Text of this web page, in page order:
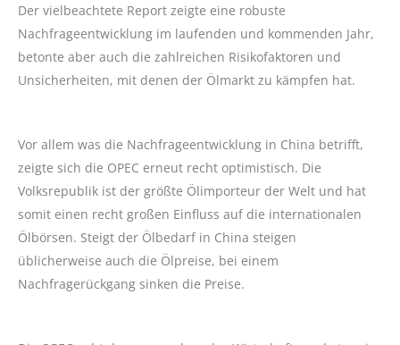
Der vielbeachtete Report zeigte eine robuste
Nachfrageentwicklung im laufenden und kommenden Jahr,
betonte aber auch die zahlreichen Risikofaktoren und
Unsicherheiten, mit denen der Ölmarkt zu kämpfen hat.
Vor allem was die Nachfrageentwicklung in China betrifft,
zeigte sich die OPEC erneut recht optimistisch. Die
Volksrepublik ist der größte Ölimporteur der Welt und hat
somit einen recht großen Einfluss auf die internationalen
Ölbörsen. Steigt der Ölbedarf in China steigen
üblicherweise auch die Ölpreise, bei einem
Nachfragerückgang sinken die Preise.